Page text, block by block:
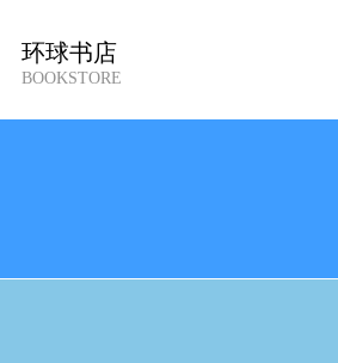
环球书店
BOOKSTORE